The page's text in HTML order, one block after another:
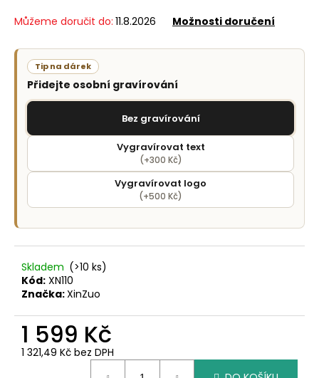
Můžeme doručit do: 11.8.2026 Možnosti doručení
Tip na dárek
Přidejte osobní gravírování
Bez gravírování
Vygravírovat text
(+300 Kč)
Vygravírovat logo
(+500 Kč)
Skladem (>10 ks)
Kód: XN110
Značka:XinZuo
1 599 Kč
1 321,49 Kč bez DPH
e
e